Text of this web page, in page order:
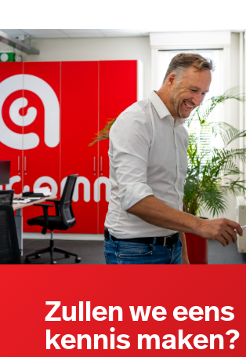
Zullen we eens
kennis maken?